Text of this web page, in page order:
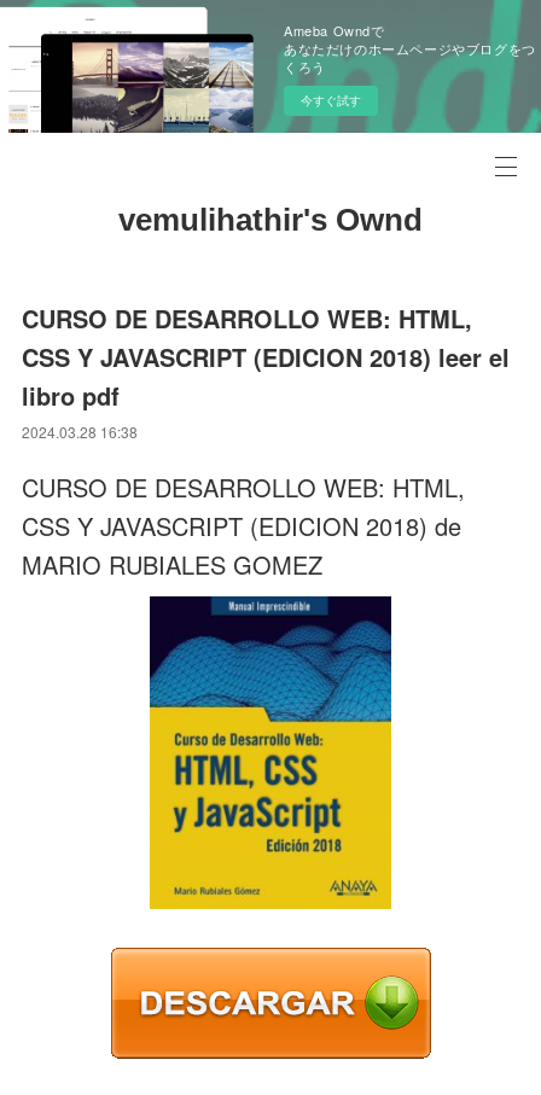
Ameba Owndで
あなただけのホームページやブログをつ
くろう
今すぐ試す
vemulihathir's Ownd
CURSO DE DESARROLLO WEB: HTML,
CSS Y JAVASCRIPT (EDICION 2018) leer el
libro pdf
2024.03.28 16:38
CURSO DE DESARROLLO WEB: HTML,
CSS Y JAVASCRIPT (EDICION 2018) de
MARIO RUBIALES GOMEZ